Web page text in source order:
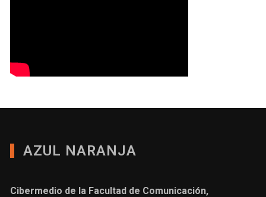
AZUL NARANJA
Cibermedio de la Facultad de Comunicación,